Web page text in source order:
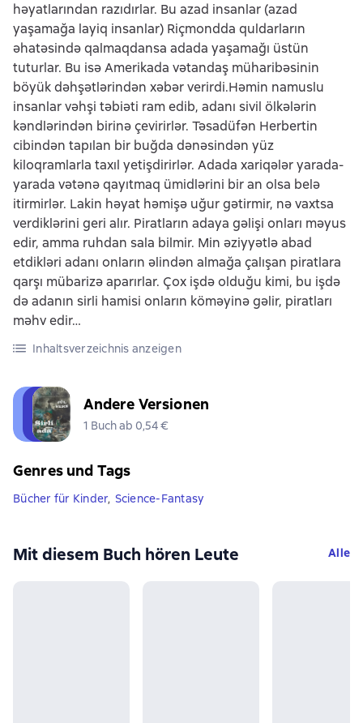
həyatlarından razıdırlar. Bu azad insanlar (azad
yaşamağa layiq insanlar) Riçmondda quldarların
əhatəsində qalmaqdansa adada yaşamağı üstün
tuturlar. Bu isə Amerikada vətandaş müharibəsinin
böyük dəhşətlərindən xəbər verirdi.Həmin namuslu
insanlar vəhşi təbiəti ram edib, adanı sivil ölkələrin
kəndlərindən birinə çevirirlər. Təsadüfən Herbertin
cibindən tapılan bir buğda dənəsindən yüz
kiloqramlarla taxıl yetişdirirlər. Adada xariqələr yarada-
yarada vətənə qayıtmaq ümidlərini bir an olsa belə
itirmirlər. Lakin həyat həmişə uğur gətirmir, nə vaxtsa
verdiklərini geri alır. Piratların adaya gəlişi onları məyus
edir, amma ruhdan sala bilmir. Min əziyyətlə abad
etdikləri adanı onların əlindən almağa çalışan piratlara
qarşı mübarizə aparırlar. Çox işdə olduğu kimi, bu işdə
də adanın sirli hamisi onların köməyinə gəlir, piratları
məhv edir…
Inhaltsverzeichnis anzeigen
Andere Versionen
1 Buch ab 0,54 €
Genres und Tags
Bücher für Kinder, Science-Fantasy
Mit diesem Buch hören Leute Alle